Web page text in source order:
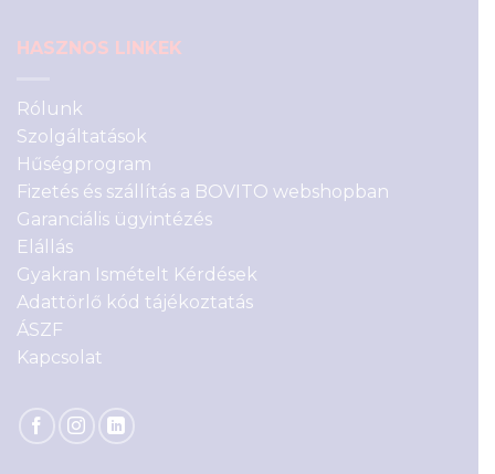
HASZNOS LINKEK
Rólunk
Szolgáltatások
Hűségprogram
Fizetés és szállítás a BOVITO webshopban
Garanciális ügyintézés
Elállás
Gyakran Ismételt Kérdések
Adattörlő kód tájékoztatás
ÁSZF
Kapcsolat